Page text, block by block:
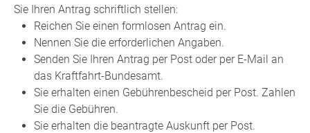
Sie Ihren Antrag schriftlich stellen:
Reichen Sie einen formlosen Antrag ein.
Nennen Sie die erforderlichen Angaben.
Senden Sie Ihren Antrag per Post oder per E-Mail an
das Kraftfahrt-Bundesamt.
Sie erhalten einen Gebührenbescheid per Post. Zahlen
Sie die Gebühren.
Sie erhalten die beantragte Auskunft per Post.